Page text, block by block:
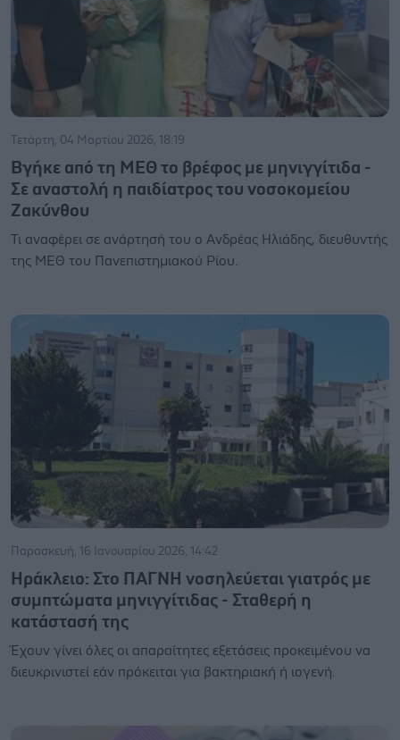
Τετάρτη, 04 Μαρτίου 2026, 18:19
Βγήκε από τη ΜΕΘ το βρέφος με μηνιγγίτιδα -
Σε αναστολή η παιδίατρος του νοσοκομείου
Ζακύνθου
Τι αναφέρει σε ανάρτησή του ο Ανδρέας Ηλιάδης, διευθυντής
της ΜΕΘ του Πανεπιστημιακού Ρίου.
Παρασκευή, 16 Ιανουαρίου 2026, 14:42
Ηράκλειο: Στο ΠΑΓΝΗ νοσηλεύεται γιατρός με
συμπτώματα μηνιγγίτιδας - Σταθερή η
κατάστασή της
Έχουν γίνει όλες οι απαραίτητες εξετάσεις προκειμένου να
διευκρινιστεί εάν πρόκειται για βακτηριακή ή ιογενή.